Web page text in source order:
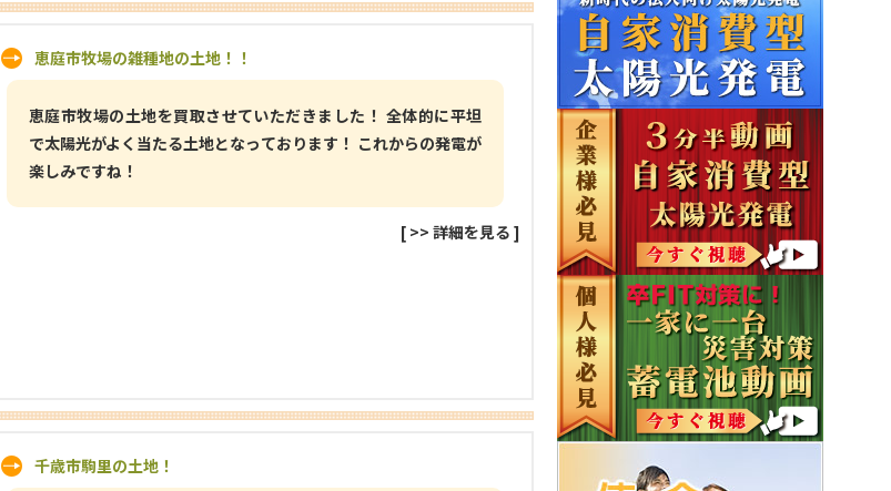
恵庭市牧場の雑種地の土地！！
恵庭市牧場の土地を買取させていただきました！ 全体的に平坦
で太陽光がよく当たる土地となっております！ これからの発電が
楽しみですね！
[ >> 詳細を見る ]
千歳市駒里の土地！